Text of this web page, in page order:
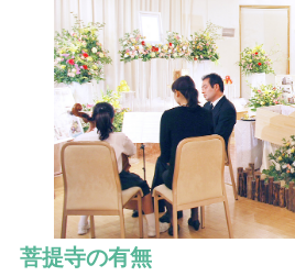
菩提寺の有無